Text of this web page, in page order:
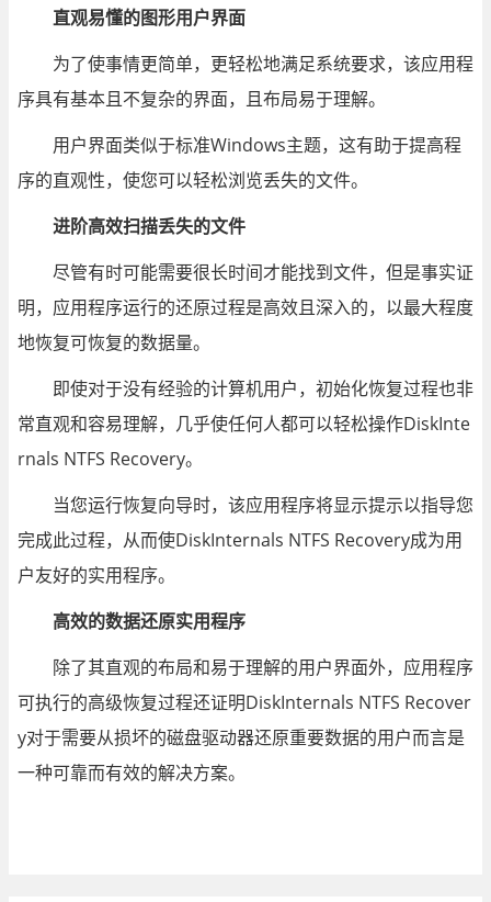
直观易懂的图形用户界面
为了使事情更简单，更轻松地满足系统要求，该应用程
序具有基本且不复杂的界面，且布局易于理解。
用户界面类似于标准Windows主题，这有助于提高程
序的直观性，使您可以轻松浏览丢失的文件。
进阶高效扫描丢失的文件
尽管有时可能需要很长时间才能找到文件，但是事实证
明，应用程序运行的还原过程是高效且深入的，以最大程度
地恢复可恢复的数据量。
即使对于没有经验的计算机用户，初始化恢复过程也非
常直观和容易理解，几乎使任何人都可以轻松操作DiskInte
rnals NTFS Recovery。
当您运行恢复向导时，该应用程序将显示提示以指导您
完成此过程，从而使DiskInternals NTFS Recovery成为用
户友好的实用程序。
高效的数据还原实用程序
除了其直观的布局和易于理解的用户界面外，应用程序
可执行的高级恢复过程还证明DiskInternals NTFS Recover
y对于需要从损坏的磁盘驱动器还原重要数据的用户而言是
一种可靠而有效的解决方案。